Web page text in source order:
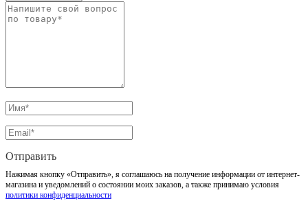
Отправить
Нажимая кнопку «Отправить», я соглашаюсь на получение информации от интернет-
магазина и уведомлений о состоянии моих заказов, а также принимаю условия
политики конфиденциальности